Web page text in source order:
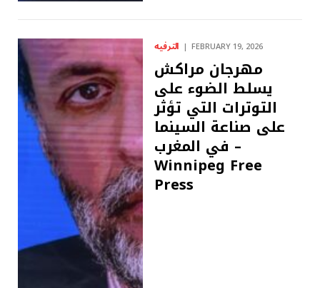
الترفيه FEBRUARY 19, 2026
مهرجان مراكش
يسلط الضوء على
التوترات التي تؤثر
على صناعة السينما
في المغرب –
Winnipeg Free
Press